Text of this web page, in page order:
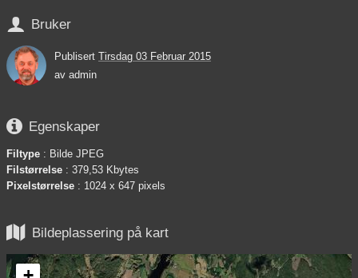
 Bruker
Publisert Tirsdag 03 Februar 2015
av admin
 Egenskaper
Filtype : Bilde JPEG
Filstørrelse : 379,53 Kbytes
Pixelstørrelse : 1024 x 647 pixels
 Bildeplassering på kart